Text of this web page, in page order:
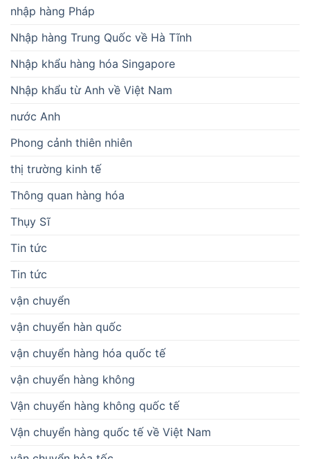
nhập hàng Pháp
Nhập hàng Trung Quốc về Hà Tĩnh
Nhập khẩu hàng hóa Singapore
Nhập khẩu từ Anh về Việt Nam
nước Anh
Phong cảnh thiên nhiên
thị trường kinh tế
Thông quan hàng hóa
Thụy Sĩ
Tin tức
Tin tức
vận chuyển
vận chuyển hàn quốc
vận chuyển hàng hóa quốc tế
vận chuyển hàng không
Vận chuyển hàng không quốc tế
Vận chuyển hàng quốc tế về Việt Nam